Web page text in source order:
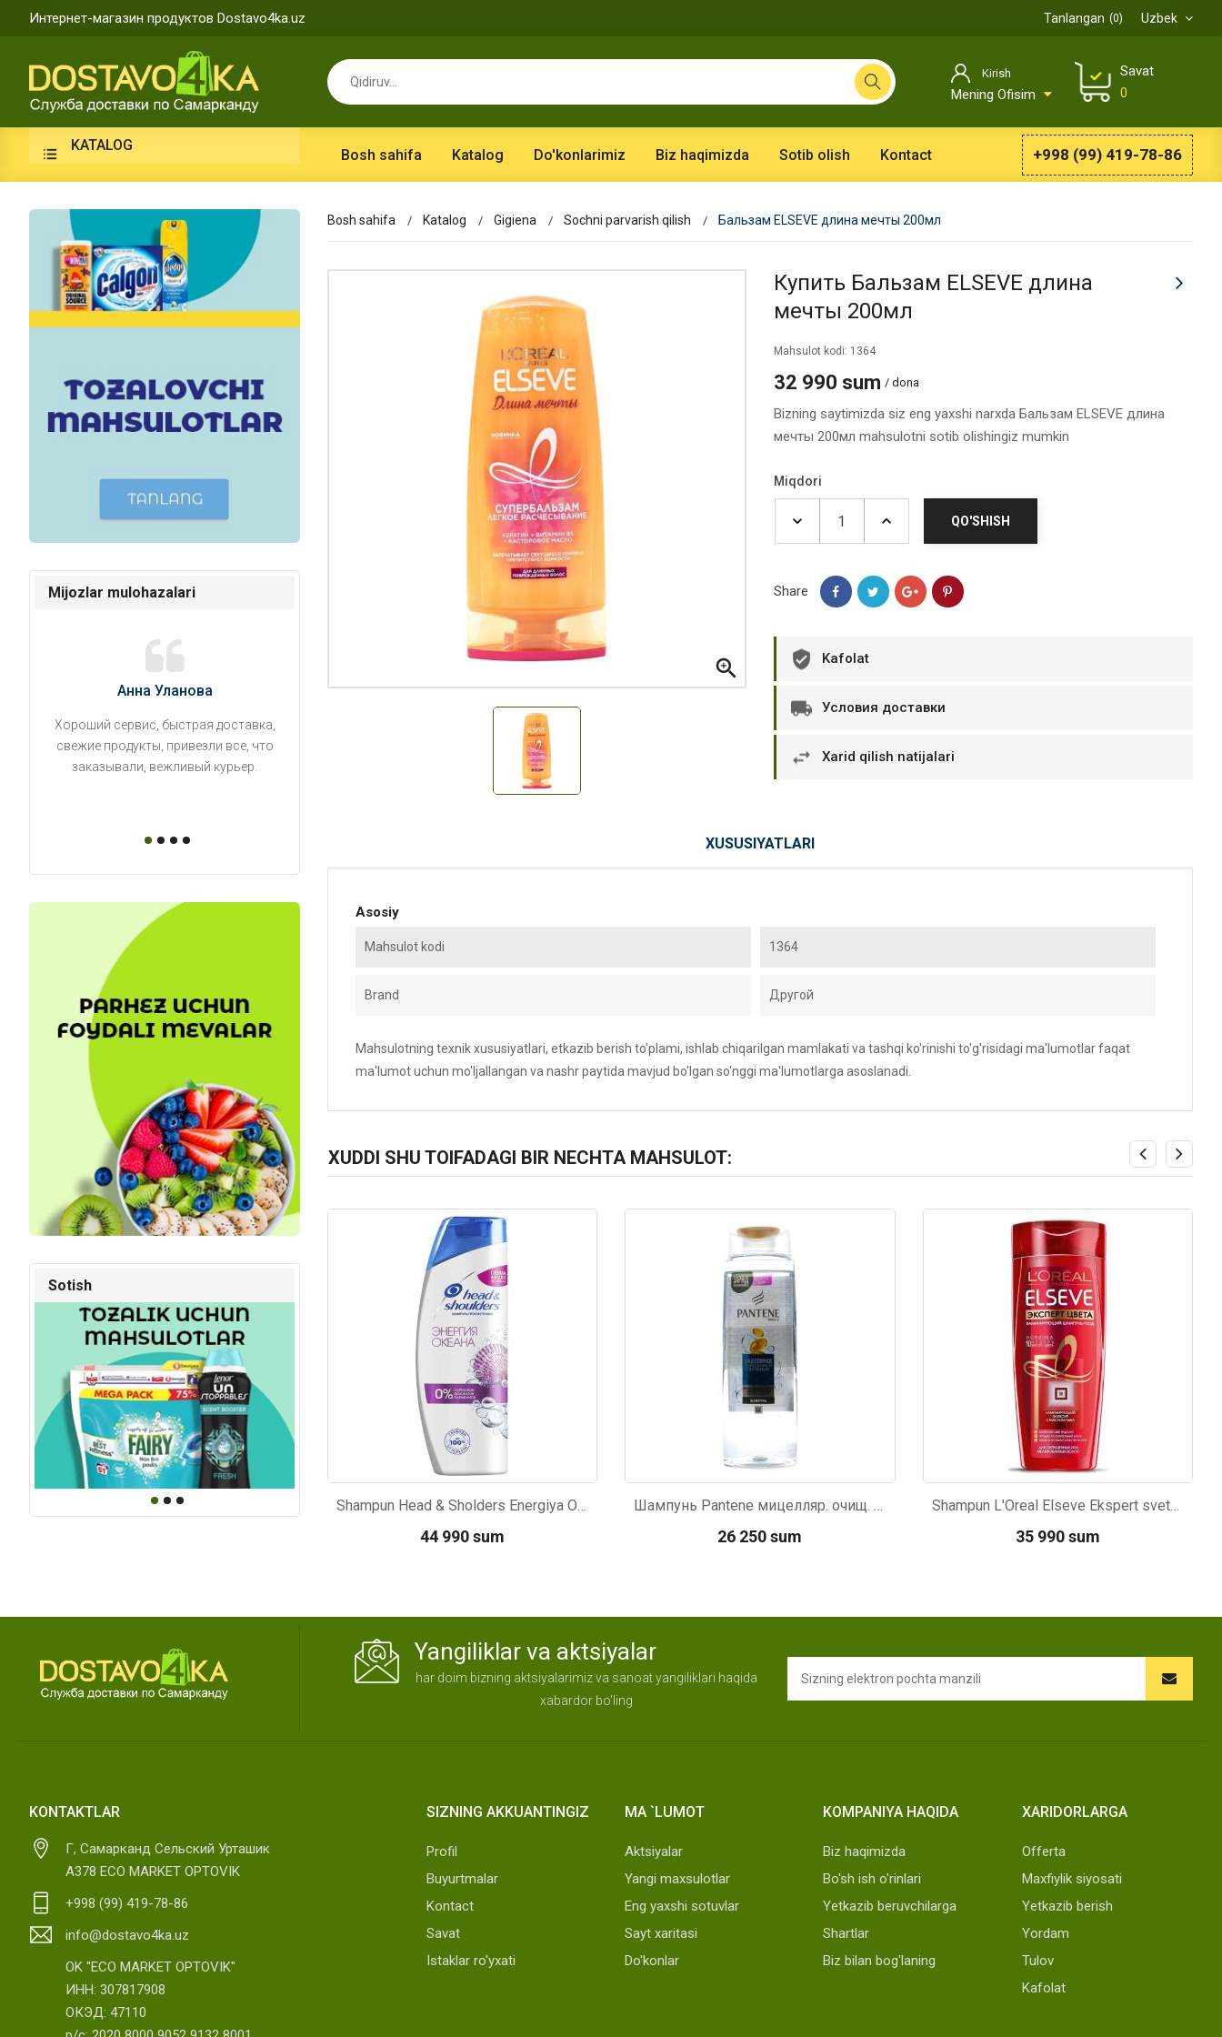
Интернет-магазин продуктов Dostavo4ka.uz Uzbek
Tanlangan 0
Kirish
Mening Ofisim
Savat
0
KATALOG
Bosh sahifa Katalog Do'konlarimiz Biz haqimizda Sotib olish Kontact +998 (99) 419-78-86
Mijozlar mulohazalari
Анна Уланова
Хороший сервис, быстрая доставка,
свежие продукты, привезли все, что
заказывали, вежливый курьер.
Александр П. Ольга Кузяева
Лежу в больнице, сделала заказ, все
привезли раньше назначенного
времени. Курьер Анвар, спасибо ему!
максимально быстро. Покупал мясо
Sotish
Bosh sahifa Katalog Gigiena Sochni parvarish qilish Бальзам ELSEVE длина мечты 200мл

Купить Бальзам ELSEVE длина
мечты 200мл
Mahsulot kodi: 1364
32 990 sum / dona
Bizning saytimizda siz eng yaxshi narxda Бальзам ELSEVE длина
мечты 200мл mahsulotni sotib olishingiz mumkin
Miqdori
QO'SHISH
Share
Kafolat
Условия доставки
Xarid qilish natijalari
XUSUSIYATLARI
Asosiy
Mahsulot kodi 1364
Brand Другой
Mahsulotning texnik xususiyatlari, etkazib berish to'plami, ishlab chiqarilgan mamlakati va tashqi ko'rinishi to'g'risidagi ma'lumotlar faqat
ma'lumot uchun mo'ljallangan va nashr paytida mavjud bo'lgan so'nggi ma'lumotlarga asoslanadi.
XUDDI SHU TOIFADAGI BIR NECHTA MAHSULOT:
Kod: 5902
Shampun Head & Sholders Energiya Okeana 400ml
44 990 sum
Шампунь Pantene мицелляр. очищ. 250мл
26 250 sum
Shampun L'Oreal Elseve Ekspert sveta 250ml
35 990 sum
Kod: 1795
Yangiliklar va aktsiyalar
har doim bizning aktsiyalarimiz va sanoat yangiliklari haqida
xabardor bo'ling
KONTAKTLAR
Г, Самарканд Сельский Урташик
А378 ECO MARKET OPTOVIK
+998 (99) 419-78-86
info@dostavo4ka.uz
OK "ECO MARKET OPTOVIK"
ИНН: 307817908
ОКЭД: 47110
SIZNING AKKUANTINGIZ
Profil
Buyurtmalar
Kontact
Savat
Istaklar ro'yxati
MA `LUMOT
Aktsiyalar
Yangi maxsulotlar
Eng yaxshi sotuvlar
Sayt xaritasi
Do'konlar
KOMPANIYA HAQIDA
Biz haqimizda
Bo'sh ish o'rinlari
Yetkazib beruvchilarga
Shartlar
Biz bilan bog'laning
XARIDORLARGA
Offerta
Maxfiylik siyosati
Yetkazib berish
Yordam
Tulov
Kafolat